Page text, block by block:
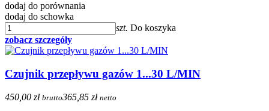
dodaj do porównania
dodaj do schowka
szt. Do koszyka
zobacz szczegóły
Czujnik przepływu gazów 1...30 L/MIN
450,00 zł brutto365,85 zł netto